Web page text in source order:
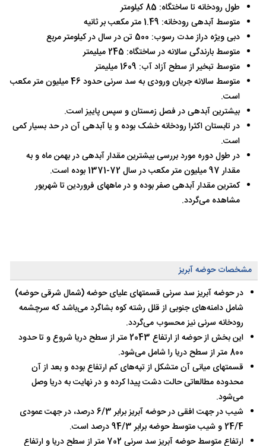
طول رودخانه تا ساختگاه:‌ 85 کیلومتر
متوسط آبدهی رودخانه:‌ 1.49 متر مکعب بر ثانیه
دبی ویژه دراز مدت رسوب: 500 تن در سال در کیلومتر مربع
متوسط بارندگی سالانه در ساختگاه: 245 میلیمتر
متوسط تبخیر از سطح آزاد آب: 1609 میلیمتر
متوسط سالانه جریان ورودی به سد سرنی حدود 46 میلیون متر مکعب
است.
بیشترین آبدهی در فصل زمستان و سپس پاییز است.
در تابستان اکثرا رودخانه خشک بوده و یا آبدهی آن در حد بسیار کمی
است.
در طول دوره مورد بررسی بیشترین مقدار آبدهی در بهمن ماه و به
مقدار 97 میلیون متر مکعب در سال 72-1371 بوده است.
کمترین مقدار آبدهی صفر بوده و در ماههای فروردین تا شهریور
مشاهده می‌گردد.
مشخصات حوضه آبریز
در حوضه آبریز سد سرنی قسمتهای علیای حوضه (شمال شرقی حوضه)
شامل دامنه‌های جنوبی از قلل رشته کوه بشاگرد می‌باشد که سرچشمه‌
رودخانه سرنی نیز محسوب می‌گردد.
این بخش از حوضه از ارتفاع 2043 متر از سطح دریا شروع و تا حدود
800 متر از سطح دریا را شامل می‌شود.
قسمتهای میانی آن متشکل از تپه‌های کم ارتفاع بوده و بعد از آن
محدوده مطالعاتی حالت دشت پیدا کرده و در نهایت به دریا وصل
می‌شود.
شیب در جهت افقی در حوضه آبریز برابر 6/3 درصد، در جهت عمودی
24/4 و شیب متوسط حوضه برابر 94/3 درصد است.
ارتفاع متوسط حوضه آبریز سد سرنی 702 متر از سطح دریا و ارتفاع